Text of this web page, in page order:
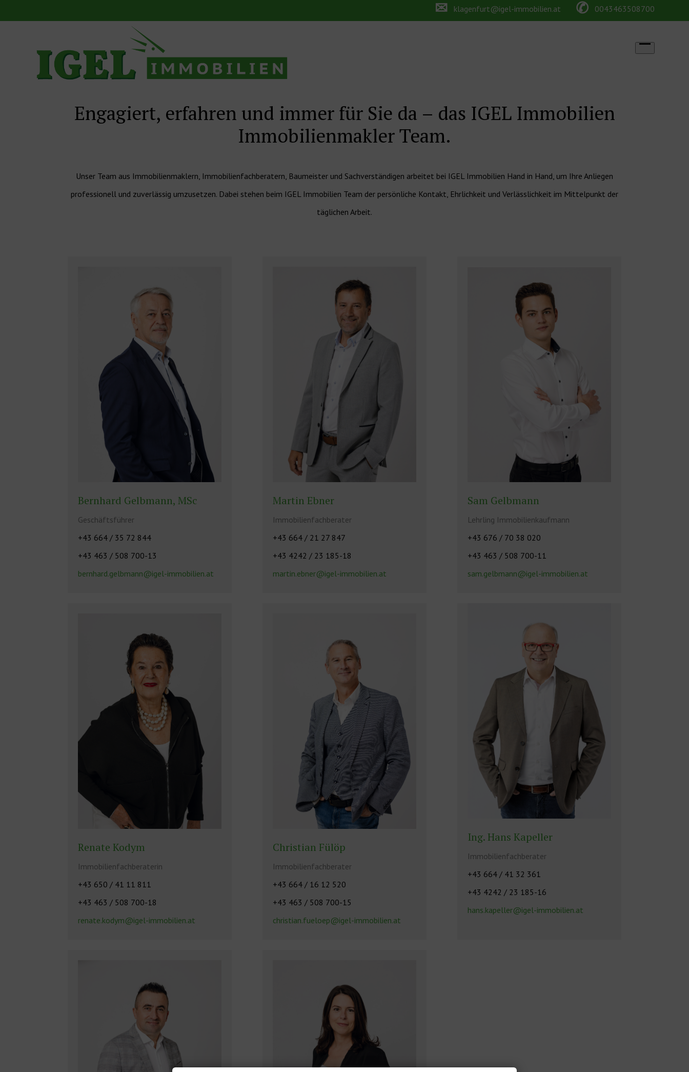
✉ klagenfurt@igel-immobilien.at ✆ 0043463508700
Open
Engagiert, erfahren und immer für Sie da – das IGEL Immobilien
Immobilienmakler Team.
Unser Team aus Immobilienmaklern, Immobilienfachberatern, Baumeister und Sachverständigen arbeitet bei IGEL Immobilien Hand in Hand, um Ihre Anliegen
professionell und zuverlässig umzusetzen. Dabei stehen beim IGEL Immobilien Team der persönliche Kontakt, Ehrlichkeit und Verlässlichkeit im Mittelpunkt der
täglichen Arbeit.
Bernhard Gelbmann, MSc
Geschäftsführer
+43 664 / 35 72 844
+43 463 / 508 700-13
bernhard.gelbmann@igel-immobilien.at
Martin Ebner
Immobilienfachberater
+43 664 / 21 27 847
+43 4242 / 23 185-18
martin.ebner@igel-immobilien.at
Sam Gelbmann
Lehrling Immobilienkaufmann
+43 676 / 70 38 020
+43 463 / 508 700-11
sam.gelbmann@igel-immobilien.at
Renate Kodym
Immobilienfachberaterin
+43 650 / 41 11 811
+43 463 / 508 700-18
renate.kodym@igel-immobilien.at
Christian Fülöp
Immobilienfachberater
+43 664 / 16 12 520
+43 463 / 508 700-15
christian.fueloep@igel-immobilien.at
Ing. Hans Kapeller
Immobilienfachberater
+43 664 / 41 32 361
+43 4242 / 23 185-16
hans.kapeller@igel-immobilien.at